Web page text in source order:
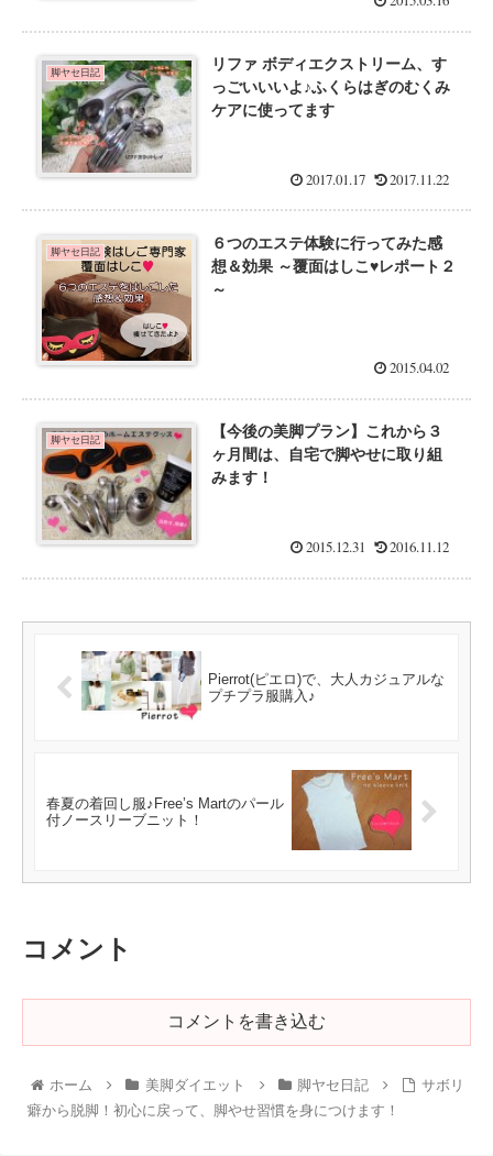
脚ヤセ日記
リファ ボディエクストリーム、す
っごいいいよ♪ふくらはぎのむくみ
ケアに使ってます
2017.01.17 2017.11.22
脚ヤセ日記
６つのエステ体験に行ってみた感
想＆効果 ～覆面はしこ♥レポート２
～
2015.04.02
脚ヤセ日記
【今後の美脚プラン】これから３
ヶ月間は、自宅で脚やせに取り組
みます！
2015.12.31 2016.11.12
Pierrot(ピエロ)で、大人カジュアルな
プチプラ服購入♪
春夏の着回し服♪Free’s Martのパール
付ノースリーブニット！
コメント
コメントを書き込む
ホーム 美脚ダイエット 脚ヤセ日記
サボリ
癖から脱脚！初心に戻って、脚やせ習慣を身につけます！